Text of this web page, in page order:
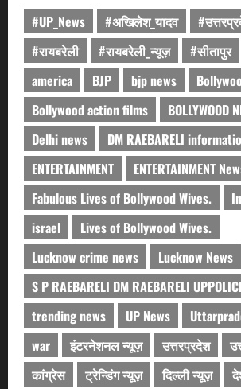
#UP_News #अखिलेश_यादव
#रायबरेली
#रायबरेली_न्यूज़ #सीतापुर
america
BJP bjp news
Bollywood action films
BOLLYWOOD
Delhi news
DM RAEBARELI
ENTERTAINMENT
ENTERTAINMENT
Fabulous Lives of Bollywood Wives.
israel
Lives of Bollywood Wives.
Lucknow crime news
Lucknow News
S P RAEBARELI DM RAEBARELI
trending news
UP News
war
इंटरनेशनल न्यूज़ उत्तरप्रदेश
कांग्रेस
ट्रेन्डिंग न्यूज़ दिल्ली न्यूज़